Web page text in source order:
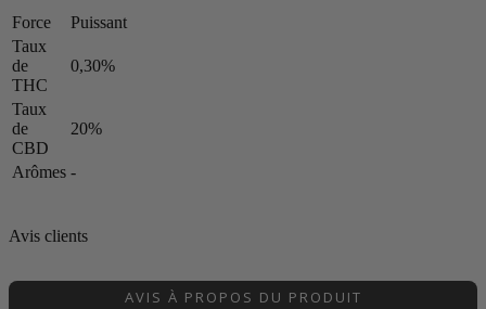
Force
Puissant
Taux
de
THC
0,30%
Taux
de
CBD
20%
Arômes -
Avis clients
AVIS À PROPOS DU PRODUIT